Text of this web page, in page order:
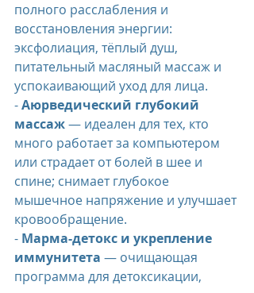
полного расслабления и
восстановления энергии:
эксфолиация, тёплый душ,
питательный масляный массаж и
успокаивающий уход для лица.
- Аюрведический глубокий
массаж — идеален для тех, кто
много работает за компьютером
или страдает от болей в шее и
спине; снимает глубокое
мышечное напряжение и улучшает
кровообращение.
- Марма-детокс и укрепление
иммунитета — очищающая
программа для детоксикации,